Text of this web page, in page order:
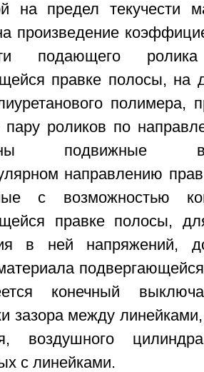
на предел текучести
произведение
подающего
правке полосы, на
полимера,
роликов по
подвижные
направлению
с возможностью
правке полосы,
в ней напряжений,
конечный
зазора между
воздушного
с линейками.